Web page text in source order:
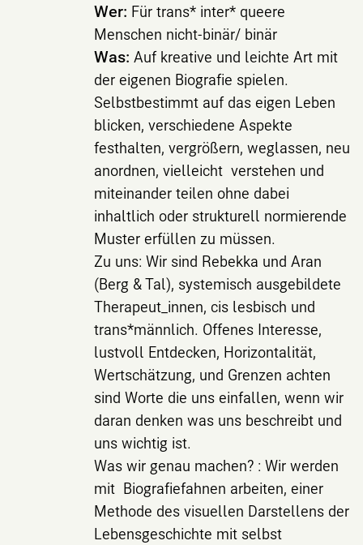
Wer: Für trans* inter* queere
Menschen nicht-binär/ binär
Was: Auf kreative und leichte Art mit
der eigenen Biografie spielen.
Selbstbestimmt auf das eigen Leben
blicken, verschiedene Aspekte
festhalten, vergrößern, weglassen, neu
anordnen, vielleicht verstehen und
miteinander teilen ohne dabei
inhaltlich oder strukturell normierende
Muster erfüllen zu müssen.
Zu uns: Wir sind Rebekka und Aran
(Berg & Tal), systemisch ausgebildete
Therapeut_innen, cis lesbisch und
trans*männlich. Offenes Interesse,
lustvoll Entdecken, Horizontalität,
Wertschätzung, und Grenzen achten
sind Worte die uns einfallen, wenn wir
daran denken was uns beschreibt und
uns wichtig ist.
Was wir genau machen? : Wir werden
mit Biografiefahnen arbeiten, einer
Methode des visuellen Darstellens der
Lebensgeschichte mit selbst